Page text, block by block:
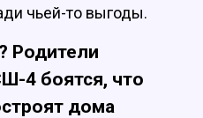
чьей-то выгоды.
Родители
4 боятся, что
дома